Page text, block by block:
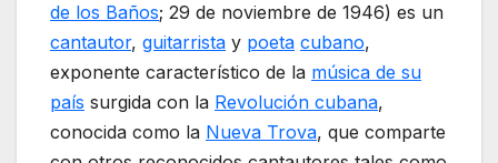
de los Baños; 29 de noviembre de 1946) es un
cantautor, guitarrista y poeta cubano,
exponente característico de la música de su
país surgida con la Revolución cubana,
conocida como la Nueva Trova, que comparte